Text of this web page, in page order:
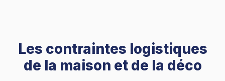
Les contraintes logistiques
de la maison et de la déco